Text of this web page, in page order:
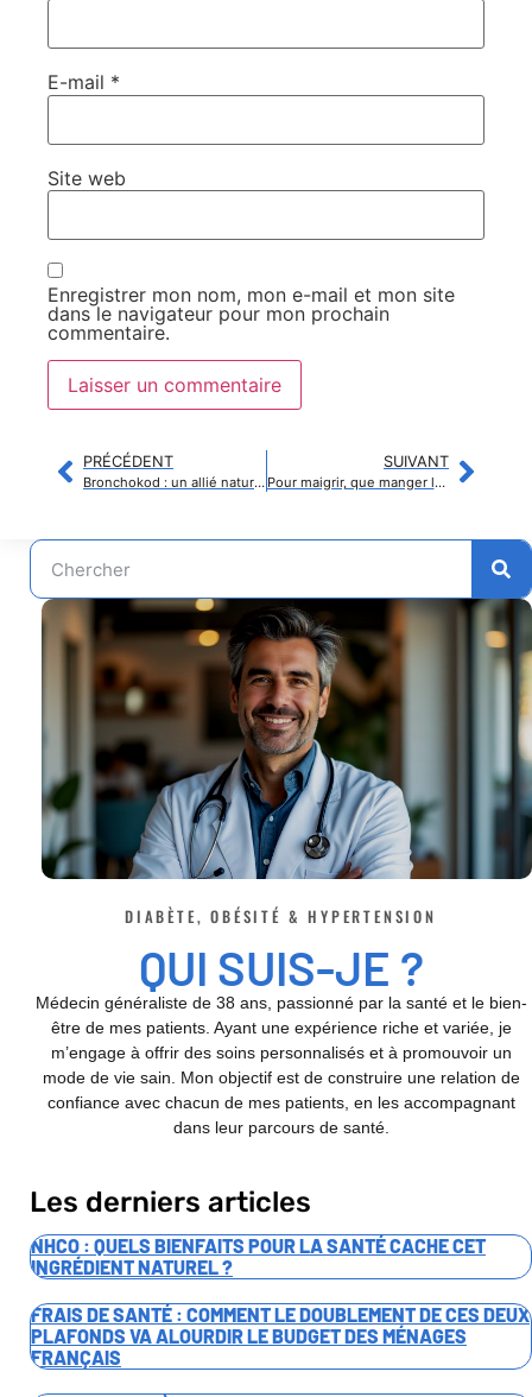
E-mail *
Site web
Enregistrer mon nom, mon e-mail et mon site
dans le navigateur pour mon prochain
commentaire.
PRÉCÉDENT
Bronchokod : un allié naturel contre la toux persistante et les maux de gorge
SUIVANT
Pour maigrir, que manger le soir sans compromettre votre digestion ?
DIABÈTE, OBÉSITÉ & HYPERTENSION
QUI SUIS-JE ?
Médecin généraliste de 38 ans, passionné par la santé et le bien-
être de mes patients. Ayant une expérience riche et variée, je
m’engage à offrir des soins personnalisés et à promouvoir un
mode de vie sain. Mon objectif est de construire une relation de
confiance avec chacun de mes patients, en les accompagnant
dans leur parcours de santé.
Les derniers articles
NHCO : QUELS BIENFAITS POUR LA SANTÉ CACHE CET
INGRÉDIENT NATUREL ?
FRAIS DE SANTÉ : COMMENT LE DOUBLEMENT DE CES DEUX
PLAFONDS VA ALOURDIR LE BUDGET DES MÉNAGES
FRANÇAIS